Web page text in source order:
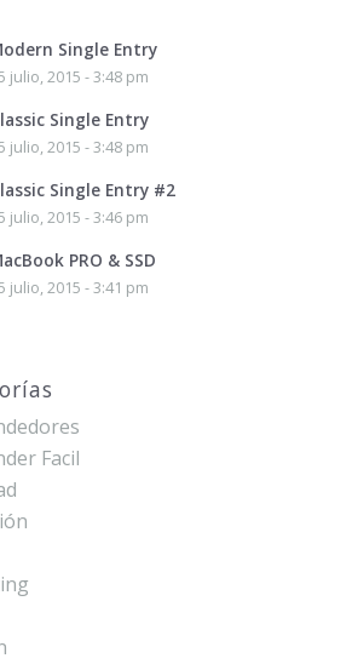
Single Entry
julio, 2015 - 3:48 pm
Single Entry
julio, 2015 - 3:48 pm
Single Entry #2
julio, 2015 - 3:46 pm
PRO & SSD
julio, 2015 - 3:41 pm
Facil